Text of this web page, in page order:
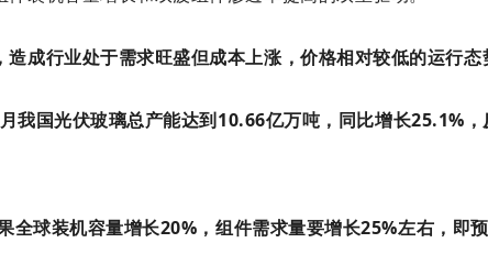
成行业处于需求旺盛但成本上涨，价格相对较低的运行态
我国光伏玻璃总产能达到10.66亿万吨，同比增长25.1%
全球装机容量增长20%，组件需求量要增长25%左右，即